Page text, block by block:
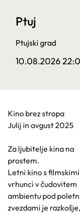
Ptuj
Ptujski grad
10.08.2026
Kino brez stropa
Julij in avgust 2025
Za ljubitelje kina na
prostem.
Letni kino s filmskimi
vrhunci v čudovitem
ambientu pod
zvezdami je